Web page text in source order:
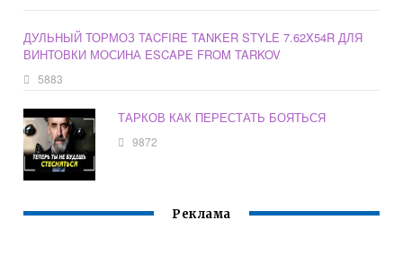
ДУЛЬНЫЙ ТОРМОЗ TACFIRE TANKER STYLE 7.62X54R ДЛЯ
ВИНТОВКИ МОСИНА ESCAPE FROM TARKOV
5883
ТАРКОВ КАК ПЕРЕСТАТЬ БОЯТЬСЯ
9872
Реклама